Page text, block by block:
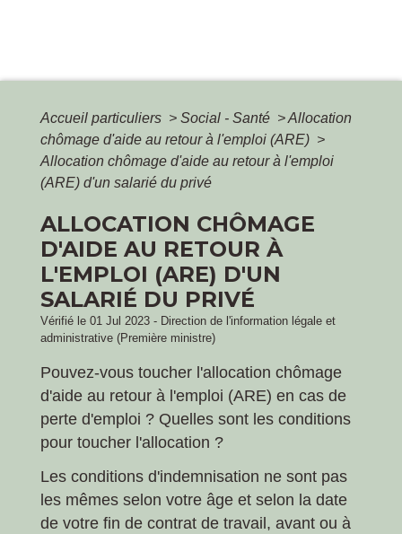
Accueil particuliers > Social - Santé >Allocation
chômage d'aide au retour à l'emploi (ARE) >
Allocation chômage d'aide au retour à l'emploi
(ARE) d'un salarié du privé
ALLOCATION CHÔMAGE
D'AIDE AU RETOUR À
L'EMPLOI (ARE) D'UN
SALARIÉ DU PRIVÉ
Vérifié le 01 Jul 2023 - Direction de l'information légale et
administrative (Première ministre)
Pouvez-vous toucher l'allocation chômage
d'aide au retour à l'emploi (ARE) en cas de
perte d'emploi ? Quelles sont les conditions
pour toucher l'allocation ?
Les conditions d'indemnisation ne sont pas
les mêmes selon votre âge et selon la date
de votre fin de contrat de travail, avant ou à